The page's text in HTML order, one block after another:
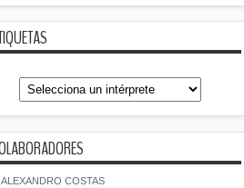
ALEXANDRO COSTAS